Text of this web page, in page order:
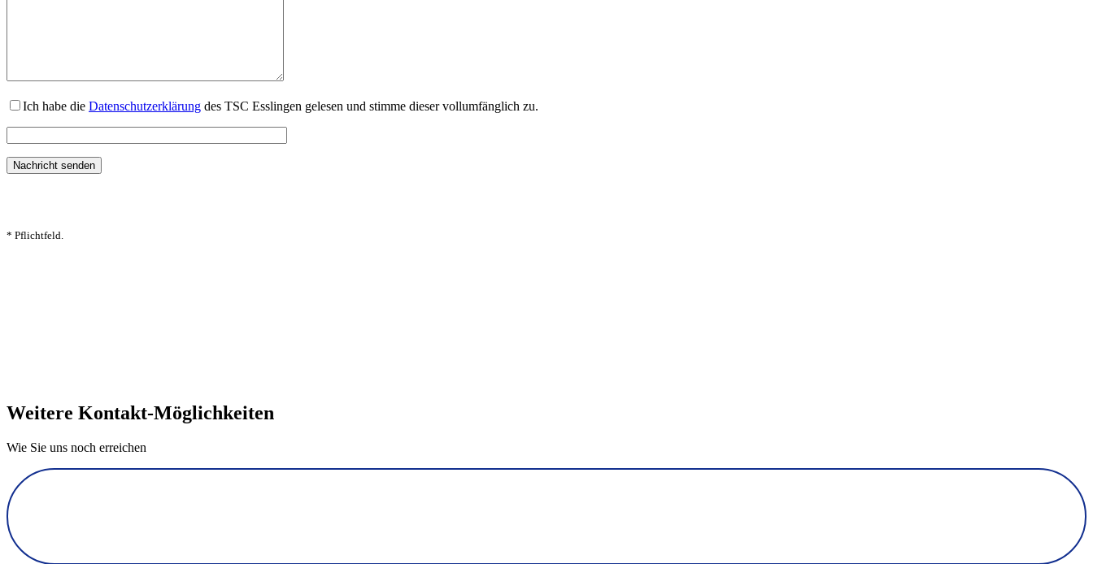
Ich habe die Datenschutzerklärung des TSC Esslingen gelesen und stimme dieser vollumfänglich zu.
* Pflichtfeld.
Weitere Kontakt-Möglichkeiten
Wie Sie uns noch erreichen